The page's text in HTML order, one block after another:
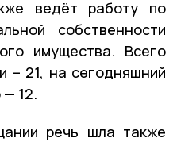
ведёт работу по
собственности
имущества. Всего
– 21, на сегодняшний
— 12.
речь шла также